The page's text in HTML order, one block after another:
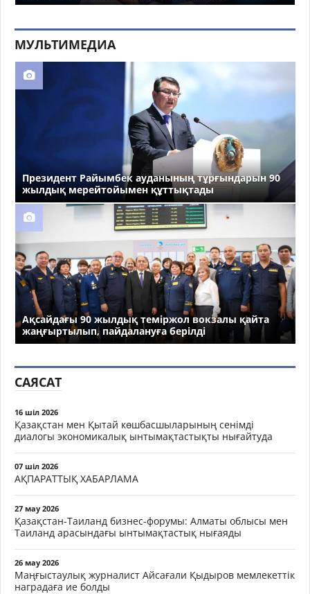
МУЛЬТИМЕДИА
Президент Райымбек ауданының тұрғындарын 90
жылдық мерейтойымен құттықтады
Ақсайдағы 90 жылдық теміржол вокзалы қайта
жаңғыртылып, пайдалануға берілді
САЯСАТ
16 шіл 2026
Қазақстан мен Қытай көшбасшыларының сенімді
диалогы экономикалық ынтымақтастықты нығайтуда
07 шіл 2026
АҚПАРАТТЫҚ ХАБАРЛАМА
27 мау 2026
Қазақстан-Таиланд бизнес-форумы: Алматы облысы мен
Таиланд арасындағы ынтымақтастық нығаяды
26 мау 2026
Маңғыстаулық журналист Айсағали Қыдыров мемлекеттік
наградаға ие болды